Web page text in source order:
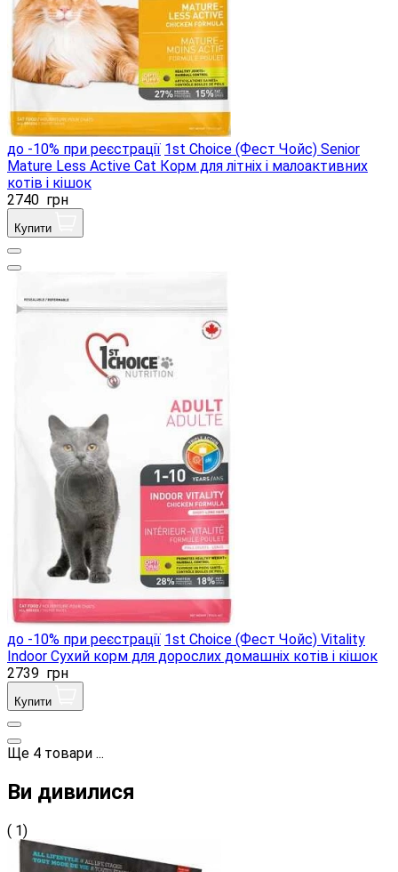
до -10% при реєстрації 1st Choice (Фест Чойс) Senior
Mature Less Active Cat Корм ​​для літніх і малоактивних
котів і кішок
2740 грн
Купити
до -10% при реєстрації 1st Choice (Фест Чойс) Vitality
Indoor Сухий корм для дорослих домашніх котів і кішок
2739 грн
Купити
Ще 4 товари ...
Ви дивилися
( 1)